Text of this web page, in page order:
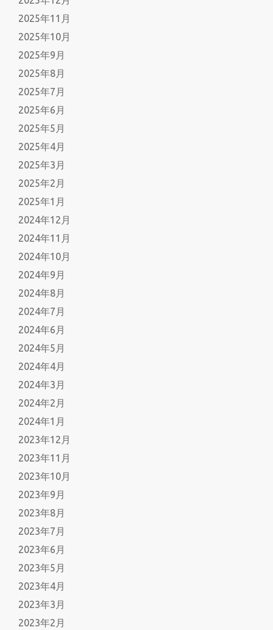
2025年11月
2025年10月
2025年9月
2025年8月
2025年7月
2025年6月
2025年5月
2025年4月
2025年3月
2025年2月
2025年1月
2024年12月
2024年11月
2024年10月
2024年9月
2024年8月
2024年7月
2024年6月
2024年5月
2024年4月
2024年3月
2024年2月
2024年1月
2023年12月
2023年11月
2023年10月
2023年9月
2023年8月
2023年7月
2023年6月
2023年5月
2023年4月
2023年3月
2023年2月